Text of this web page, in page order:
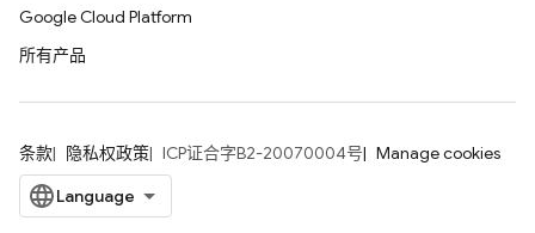
Google Cloud Platform
所有产品
条款 隐私权政策 ICP证合字B2-20070004号 Manage cookies